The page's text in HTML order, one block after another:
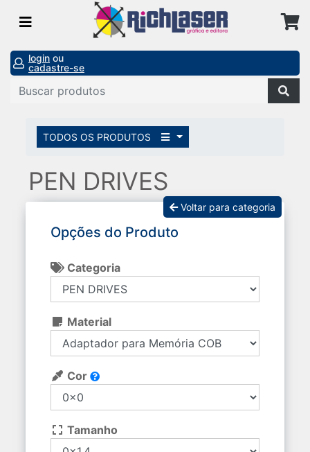
login ou
cadastre-se
TODOS OS PRODUTOS
PEN DRIVES
Voltar para categoria
Opções do Produto
Categoria
Material
Cor
Tamanho